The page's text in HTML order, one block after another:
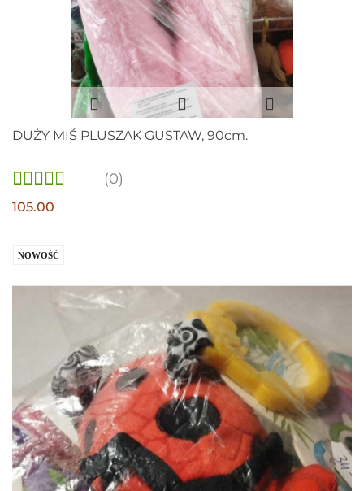
DUŻY MIŚ PLUSZAK GUSTAW, 90cm.
(0)
105.00
NOWOŚĆ